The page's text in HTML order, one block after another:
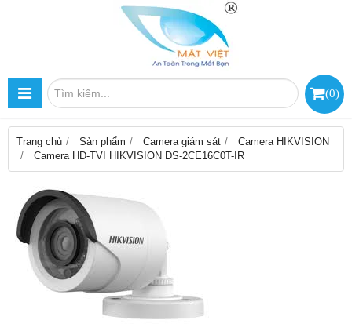
(0)
Trang chủ Sản phẩm Camera giám sát
Camera HIKVISION
Camera HD-TVI HIKVISION DS-2CE16C0T-IR